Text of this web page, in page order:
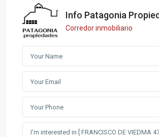
Info Patagonia
Corredor inmobiliario